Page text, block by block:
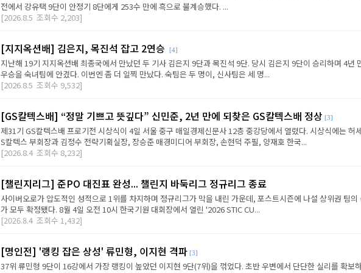
전에서 강유택 9단이 안정기 8단에게 253수 만에 흑으로 불계승했다. ...
[2026.8.5 조회수 2,203]
[지지옥션배] 김은지, 목진석 잡고 2연승 [4]
지난해 19기 지지옥션배 최종국에서 만났던 두 기사 김은지 9단과 목진석 9단. 당시 김은지 9단이 승리하며 4년
우승을 숙녀팀에 안겼다. 이번엔 좀 더 일찍 만났다. 숙팀은 두 명이, 신사팀은 세 명...
[2026.8.5 조회수 9,532]
[GS칼텍스배] “정말 기쁘고 뜻깊다” 신민준, 2년 만에 되찾은 GS칼텍스배 정상 [3]
제31기 GS칼텍스배 프로기전 시상식이 4일 서울 중구 매일경제신문사 12층 중강당에서 열렸다. 시상식에는 허
S칼텍스 부회장과 김정수 전략기획실장, 장승준 매경미디어 부회장, 손현덕 주필, 양재호 한국...
[2026.8.4 조회수 8,232]
[챌린지리그] 준PO 대진표 완성... 챌린지 바둑리그 정규리그 종료
사이버오로가 압도적인 성적으로 1위를 차지하며 정규리그가 막을 내린 가운데, 포스트시즌에 나설 상위권 팀의
가 모두 확정됐다. 8월 4일 오전 10시 한국기원 대회장에서 열린 '2026 STIC CU...
[2026.8.4 조회수 1,432]
[명인전] '랭킹 잡은 상성' 류민형, 이지현 격파 [3]
37위 류민형 9단이 16강에서 가장 랭킹이 높았던 이지현 9단(7위)을 꺾었다. 초반 우변에서 단단한 실리를 확보